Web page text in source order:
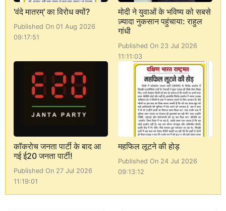
'वंदे मातरम्' का विरोध क्यों?
Published On 01 Aug 2026
09:17:51
मोदी ने युवाओं के भविष्य को सबसे
ज़्यादा नुकसान पहुंचाया: राहुल
गांधी
Published On 23 Jul 2026
11:11:03
कॉकरोच जनता पार्टी के बाद आ
गई ई20 जनता पार्टी!
Published On 27 Jul 2026
11:19:01
महफिल लूटने की होड़
Published On 24 Jul 2026
09:13:12